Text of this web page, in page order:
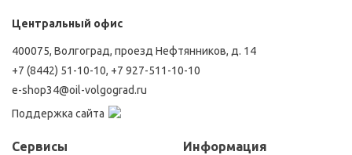
Центральный офис
400075, Волгоград, проезд Нефтянников, д. 14
+7 (8442) 51-10-10, +7 927-511-10-10
e-shop34@oil-volgograd.ru
Поддержка сайта
Сервисы Информация